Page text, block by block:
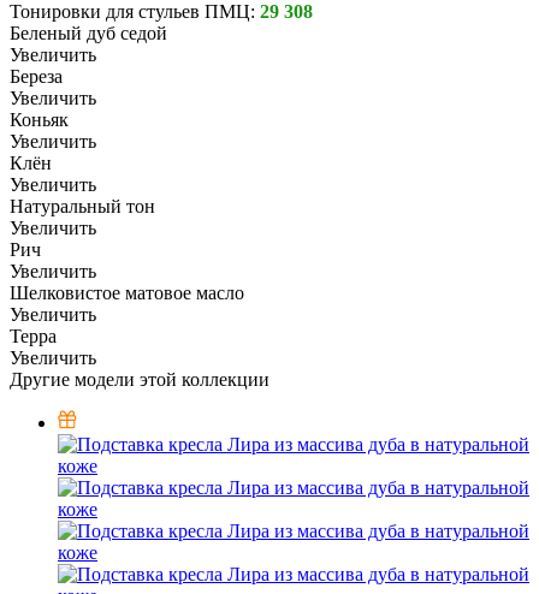
Тонировки для стульев ПМЦ: 29 308
Беленый дуб седой
Увеличить
Береза
Увеличить
Коньяк
Увеличить
Клён
Увеличить
Натуральный тон
Увеличить
Рич
Увеличить
Шелковистое матовое масло
Увеличить
Терра
Увеличить
Другие модели этой коллекции